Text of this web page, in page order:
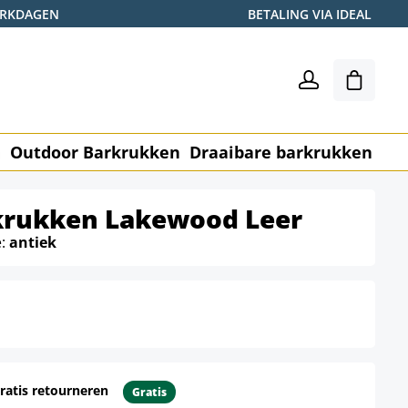
BETALING VIA IDEAL
Outdoor Barkrukken Draaibare barkrukken
Lakewood Leer
antiek
retourneren Gratis